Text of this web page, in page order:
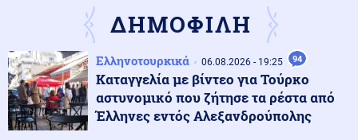
Αθλητισμός
Στην Ακαδημία ποδοσφαίρου του Ολυμπιακού ο
20χρονος γιος του Τζιοβάνι
Κοινωνία
ΔΗΜΟΦΙΛΗ
Ελληνοτουρκικά 06.08.2026 - 19:25 94
Καταγγελία με βίντεο για Τούρκο
αστυνομικό που ζήτησε τα ρέστα από
Έλληνες εντός Αλεξανδρούπολης